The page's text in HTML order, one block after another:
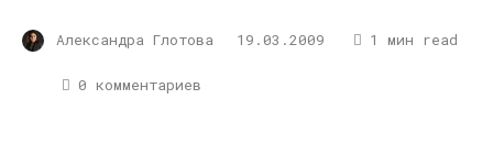
Александра Глотова 19.03.2009 1 мин read
0 комментариев